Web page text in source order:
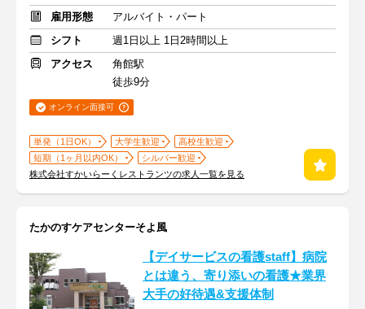
雇用形態
アルバイト・パート
シフト
週1日以上 1日2時間以上
アクセス
角館駅
徒歩9分
オンライン面接可
単発（1日OK） 大学生歓迎
高校生歓迎
短期（1ヶ月以内OK）
シルバー歓迎
株式会社すかいらーくレストランツの求人一覧を見る
たかのすケアセンターそよ風
【デイサービスの看護staff】病院
とは違う、寄り添いの看護★業界
大手の好待遇&支援体制